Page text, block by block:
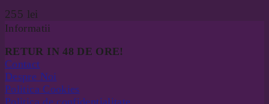
255 lei
Informatii
RETUR IN 48 DE ORE!
Contact
Despre Noi
Politica Cookies
Politica de confidentialitate